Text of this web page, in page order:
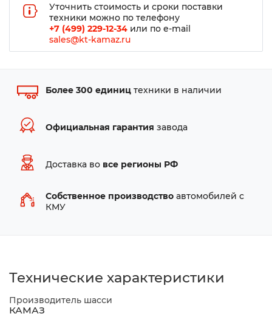
Уточнить стоимость и сроки поставки
техники можно по телефону
+7 (499) 229-12-34 или по e-mail
sales@kt-kamaz.ru
Более 300 единиц техники в наличии
Официальная гарантия завода
Доставка во все регионы РФ
Собственное производство автомобилей с
КМУ
Технические характеристики
Производитель шасси
КАМАЗ